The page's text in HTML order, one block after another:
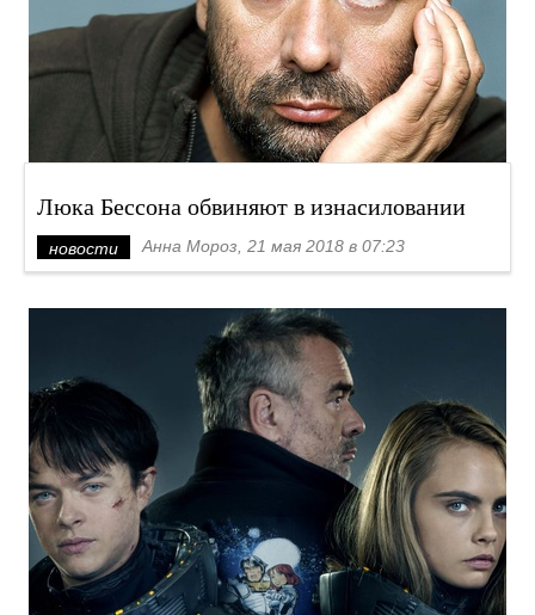
Люка Бессона обвиняют в изнасиловании
новости Анна Мороз, 21 мая 2018 в 07:23